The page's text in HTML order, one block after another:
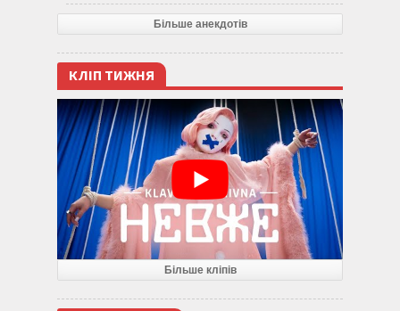
Більше анекдотів
КЛІП ТИЖНЯ
Більше кліпів